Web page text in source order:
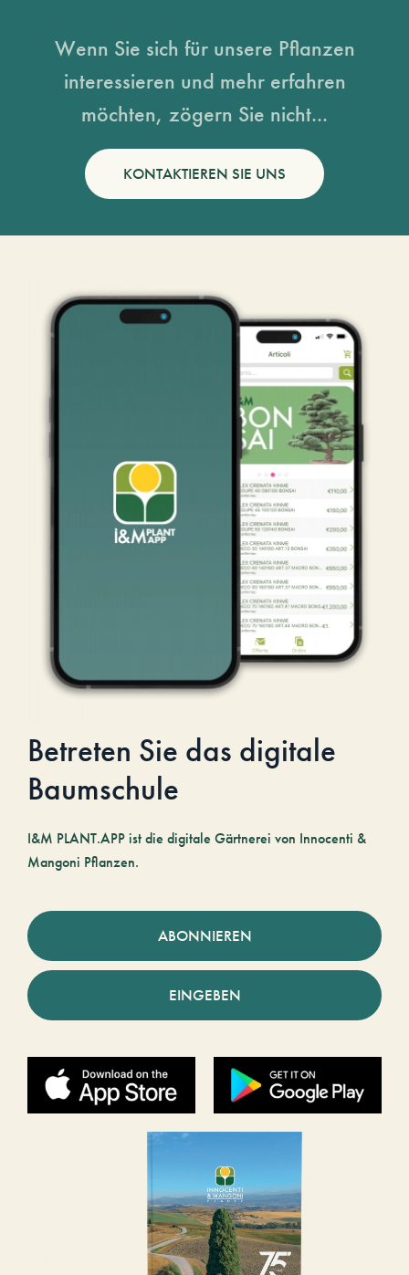
Wenn Sie sich für unsere Pflanzen
interessieren und mehr erfahren
möchten, zögern Sie nicht...
KONTAKTIEREN SIE UNS
Betreten Sie das digitale
Baumschule
I&M PLANT.APP ist die digitale Gärtnerei von Innocenti &
Mangoni Pflanzen.
ABONNIEREN
EINGEBEN